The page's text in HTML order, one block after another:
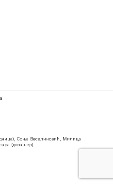
Соња Веселиновић, Милица
(дизајнер)